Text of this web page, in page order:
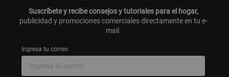
Suscríbete y recibe consejos y tutoriales para el hogar,
publicidad y promociones comerciales directamente en tu e-
mail.
Ingresa tu correo